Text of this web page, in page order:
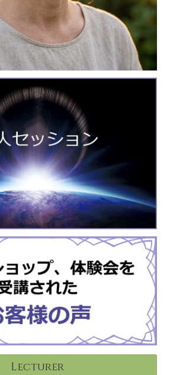
Lecturer